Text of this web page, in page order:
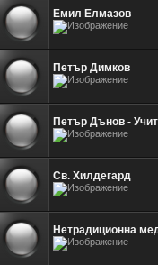
Емил Елмазов
Петър Димков
Петър Дънов -
Св. Хилдегард
Нетрадиционна